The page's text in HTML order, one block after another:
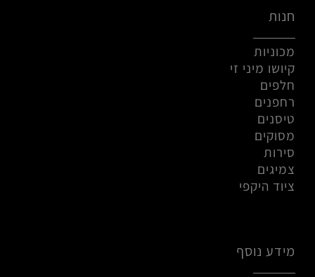
חנות
מכוניות
קיושו מיני זי
חלפים
רחפנים
טיסנים
מסוקים
סירות
צמיגים
ציוד היקפי
מידע נוסף